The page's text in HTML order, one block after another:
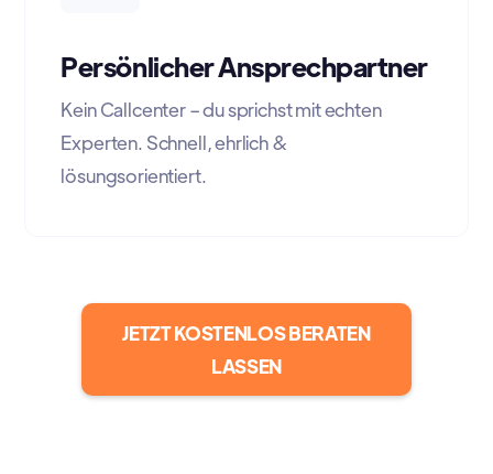
Persönlicher Ansprechpartner
Kein Callcenter – du sprichst mit echten
Experten. Schnell, ehrlich &
lösungsorientiert.
JETZT KOSTENLOS BERATEN
LASSEN